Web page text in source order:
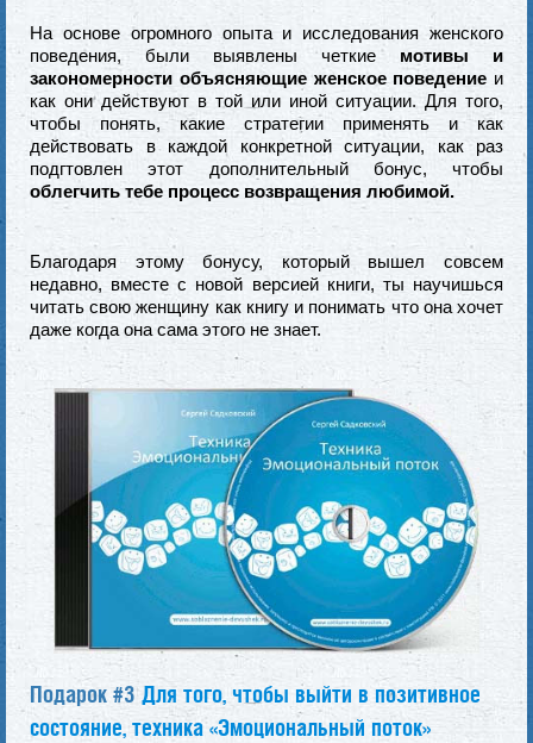
На основе огромного опыта и исследования женского
поведения, были выявлены четкие мотивы и
закономерности объясняющие женское поведение и
как они действуют в той или иной ситуации. Для того,
чтобы понять, какие стратегии применять и как
действовать в каждой конкретной ситуации, как раз
подгтовлен этот дополнительный бонус, чтобы
облегчить тебе процесс возвращения любимой.
Благодаря этому бонусу, который вышел совсем
недавно, вместе с новой версией книги, ты научишься
читать свою женщину как книгу и понимать что она хочет
даже когда она сама этого не знает.
Подарок #3Для того, чтобы выйти в позитивное
состояние, техника «Эмоциональный поток»